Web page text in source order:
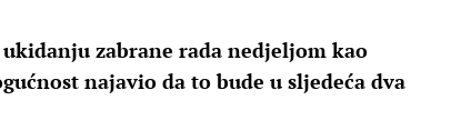
zabrane rada nedjeljom kao
najavio da to bude u sljedeća dva